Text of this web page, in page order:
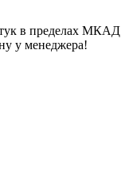
в пределах МКАД
у менеджера!